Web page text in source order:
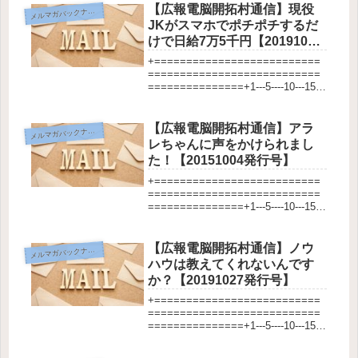
メ
ルマガバックナンバー
【広報電脳開拓村通信】現役
JKがスマホでポチポチするだ
けで日給7万5千円【20191012
発行号】
+==========================
===========================
===============+1---5----10---15--
メ
ルマガバックナンバー
【広報電脳開拓村通信】アラ
レちゃんに声をかけられまし
た！【20151004発行号】
+==========================
===========================
===============+1---5----10---15--
メ
ルマガバックナンバー
【広報電脳開拓村通信】ノウ
ハウは教えてくれないんです
か？【20191027発行号】
+==========================
===========================
===============+1---5----10---15--